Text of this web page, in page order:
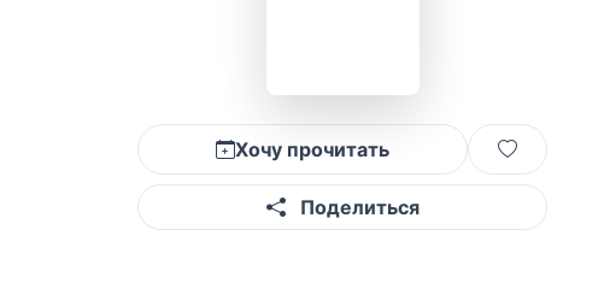
Хочу прочитать
Поделиться